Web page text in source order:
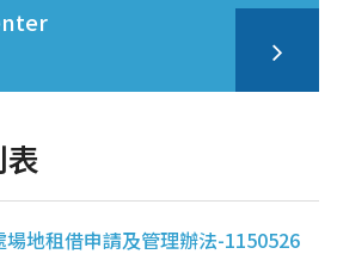
地租借申請及管理辦法-1150526